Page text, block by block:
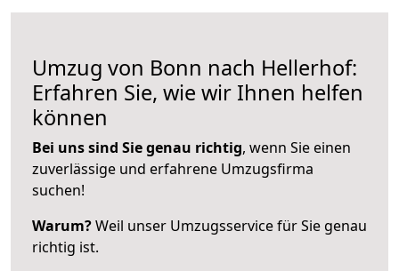
Umzug von Bonn nach Hellerhof:
Erfahren Sie, wie wir Ihnen helfen
können
Bei uns sind Sie genau richtig, wenn Sie einen
zuverlässige und erfahrene Umzugsfirma
suchen!
Warum?Weil unser Umzugsservice für Sie genau
richtig ist.